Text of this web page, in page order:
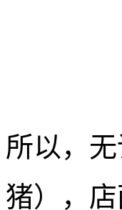
所以，
猪），